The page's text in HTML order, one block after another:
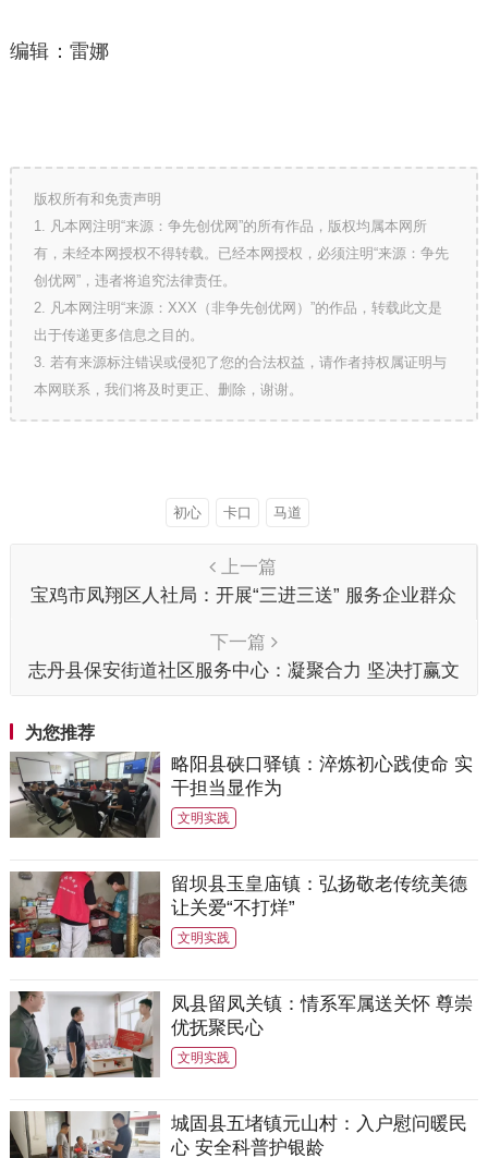
编辑：雷娜
版权所有和免责声明
1. 凡本网注明“来源：争先创优网”的所有作品，版权均属本网所
有，未经本网授权不得转载。已经本网授权，必须注明“来源：争先
创优网”，违者将追究法律责任。
2. 凡本网注明“来源：XXX（非争先创优网）”的作品，转载此文是
出于传递更多信息之目的。
3. 若有来源标注错误或侵犯了您的合法权益，请作者持权属证明与
本网联系，我们将及时更正、删除，谢谢。
初心 卡口 马道
上一篇
宝鸡市凤翔区人社局：开展“三进三送” 服务企业群众
下一篇
志丹县保安街道社区服务中心：凝聚合力 坚决打赢文
为您推荐
略阳县硖口驿镇：淬炼初心践使命 实
干担当显作为
文明实践
留坝县玉皇庙镇：弘扬敬老传统美德
让关爱“不打烊”
文明实践
凤县留凤关镇：情系军属送关怀 尊崇
优抚聚民心
文明实践
城固县五堵镇元山村：入户慰问暖民
心 安全科普护银龄